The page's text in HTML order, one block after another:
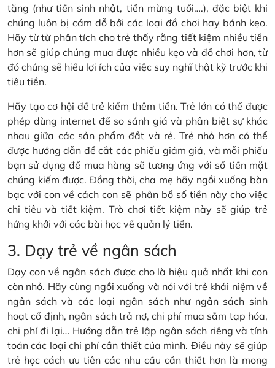
tặng (như tiền sinh nhật, tiền mừng tuổi….), đặc biệt khi
chúng luôn bị cám dỗ bởi các loại đồ chơi hay bánh kẹo.
Hãy từ từ phân tích cho trẻ thấy rằng tiết kiệm nhiều tiền
hơn sẽ giúp chúng mua được nhiều kẹo và đồ chơi hơn, từ
đó chúng sẽ hiểu lợi ích của việc suy nghĩ thật kỹ trước khi
tiêu tiền.
Hãy tạo cơ hội để trẻ kiếm thêm tiền. Trẻ lớn có thể được
phép dùng internet để so sánh giá và phân biệt sự khác
nhau giữa các sản phẩm đắt và rẻ. Trẻ nhỏ hơn có thể
được hướng dẫn để cắt các phiếu giảm giá, và mỗi phiếu
bạn sử dụng để mua hàng sẽ tương ứng với số tiền mặt
chúng kiếm được. Đồng thời, cha mẹ hãy ngồi xuống bàn
bạc với con về cách con sẽ phân bổ số tiền này cho việc
chi tiêu và tiết kiệm. Trò chơi tiết kiệm này sẽ giúp trẻ
hứng khởi với các bài học về quản lý tiền.
3. Dạy trẻ về ngân sách
Dạy con về ngân sách được cho là hiệu quả nhất khi con
còn nhỏ. Hãy cùng ngồi xuống và nói với trẻ khái niệm về
ngân sách và các loại ngân sách như ngân sách sinh
hoạt cố định, ngân sách trả nợ, chi phí mua sắm tạp hóa,
chi phí đi lại… Hướng dẫn trẻ lập ngân sách riêng và tính
toán các loại chi phí cần thiết của mình. Điều này sẽ giúp
trẻ học cách ưu tiên các nhu cầu cần thiết hơn là mong